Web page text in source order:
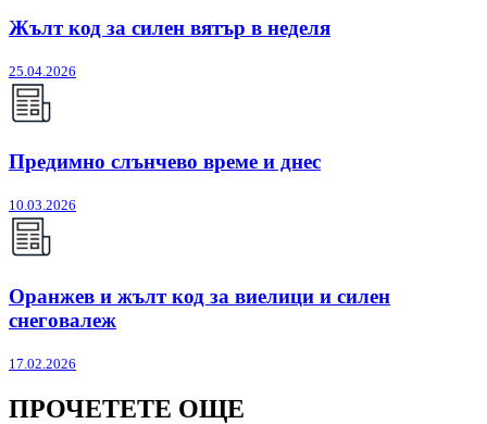
Жълт код за силен вятър в неделя
25.04.2026
Предимно слънчево време и днес
10.03.2026
Оранжев и жълт код за виелици и силен
снеговалеж
17.02.2026
ПРОЧЕТЕТЕ ОЩЕ